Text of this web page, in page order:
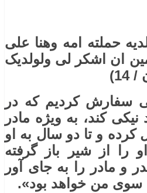
حملته امه وهنا علی
ان اشکر لی ولولدیک
سفارش کردیم که در
کند، به ویژه مادر
‌کرده و تا دو سال به او
را از شیر باز گرفته
و مادر را به جای آور
من خواهد بود».